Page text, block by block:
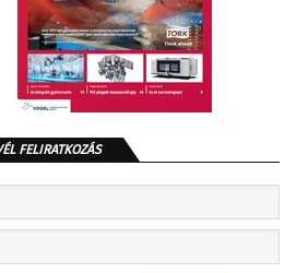
FELIRATKOZÁS